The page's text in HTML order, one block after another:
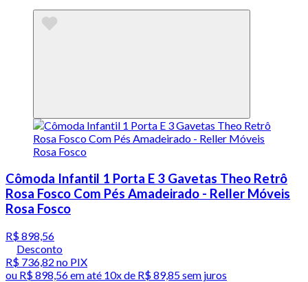
Cômoda Infantil 1 Porta E 3 Gavetas Theo Retrô
Rosa Fosco Com Pés Amadeirado - Reller Móveis
Rosa Fosco
R$ 898,56
Desconto
R$ 736,82 no PIX
ou R$ 898,56em até 10x de R$ 89,85 sem juros